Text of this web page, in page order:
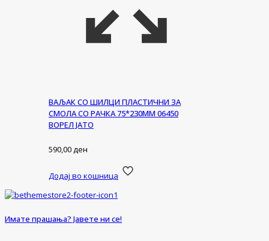
ВАЉАК СО ШИЛЦИ ПЛАСТИЧНИ ЗА
СМОЛА СО РАЧКА 75*230ММ 06450
ВОРЕЛ ЈАТО
590,00ден
Додај во кошница
Имате прашања? Јавете ни се!